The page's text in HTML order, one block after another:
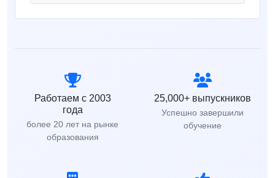
Работаем с 2003
года
более 20 лет на рынке
образования
25,000+ выпускников
Успешно завершили
обучение